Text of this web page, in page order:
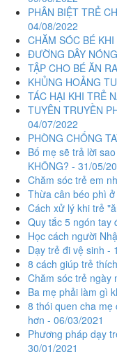
PHÂN BIỆT TRẺ
04/08/2022
CHĂM SÓC BÉ
ĐƯỜNG DÂY
TẬP CHO BÉ ĂN
KHỦNG HOẢNG
TÁC HẠI KHI TRẺ
TUYÊN TRUYỀN
04/07/2022
PHÒNG CHỐNG
Bố mẹ sẽ trả lời
KHÔNG? - 31/05/
Chăm sóc trẻ em
Thừa cân béo phì
Cách xử lý khi trẻ
Quy tắc 5 ngón tay
Học cách người
Dạy trẻ đi vệ sinh -
8 cách giúp trẻ
Chăm sóc trẻ ngày
Ba mẹ phải làm gì
8 thói quen cha
hơn - 06/03/2021
Phương pháp dạy
30/01/2021